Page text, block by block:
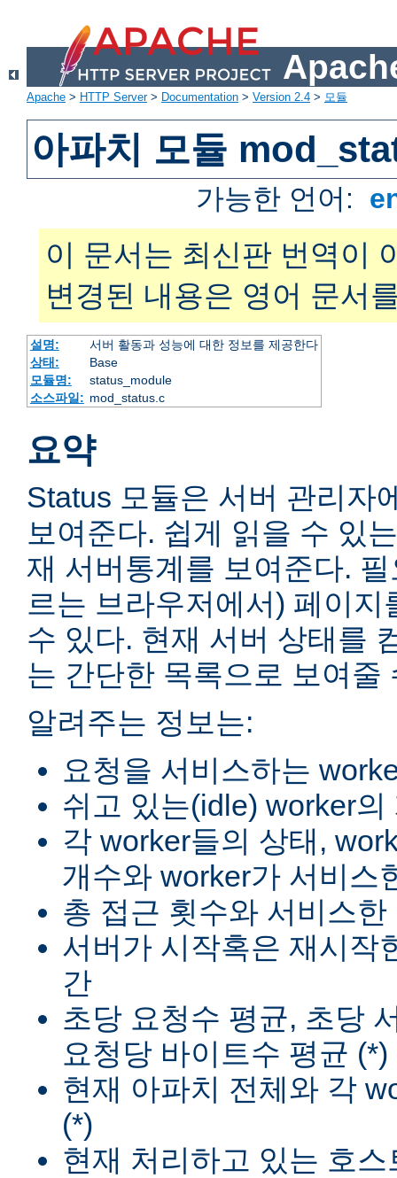
Apache > HTTP Server> Documentation > Version 2.4 > 모듈
아파치 모듈
가능한 언어:
이 문서는 최신판 번역이
변경된 내용은 영어 문서
설명:
서버 활동과 성능에 대한 정보를 제공한다
상태:
Base
모듈명:
status_module
소스파일: mod_status.c
요약
Status 모듈은 서버 관리자
보여준다. 쉽게 읽을 수 있
재 서버통계를 보여준다.
르는 브라우저에서) 페이지
수 있다. 현재 서버 상태를
는 간단한 목록으로 보여줄
알려주는 정보는:
요청을 서비스하는
쉬고 있는(idle) worker의
각 worker들의 상태,
개수와 worker가 서비스
총 접근 횟수와 서비스
서버가 시작혹은 재시작
간
초당 요청수 평균, 초당
요청당 바이트수 평균 (*)
현재 아파치 전체와 각
(*)
현재 처리하고 있는 호